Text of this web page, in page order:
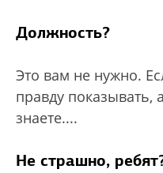
Должность?
Это вам не нужно.
правду показывать,
знаете....
Не страшно,